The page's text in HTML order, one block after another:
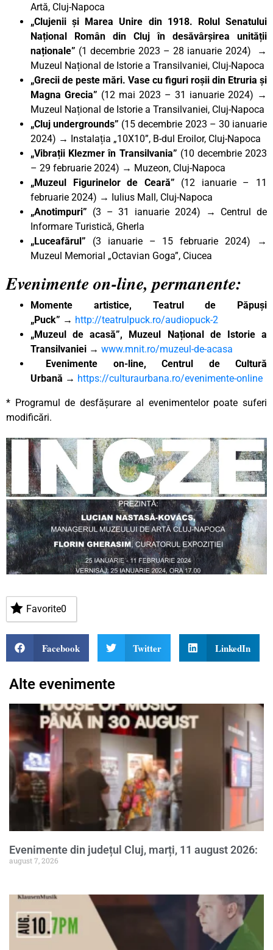
Artă, Cluj-Napoca
„Clujenii și Marea Unire din 1918. Rolul Senatului
Național Român din Cluj în desăvârșirea unității
naționale” (1 decembrie 2023 – 28 ianuarie 2024) →
Muzeul Național de Istorie a Transilvaniei, Cluj-Napoca
„Grecii de peste mări. Vase cu figuri roșii din Etruria și
Magna Grecia” (12 mai 2023 – 31 ianuarie 2024) →
Muzeul Național de Istorie a Transilvaniei, Cluj-Napoca
„Cluj undergrounds” (15 decembrie 2023 – 30 ianuarie
2024) → Instalația „10X10”, B-dul Eroilor, Cluj-Napoca
„Vibrații Klezmer în Transilvania” (10 decembrie 2023
– 29 februarie 2024) → Muzeon, Cluj-Napoca
„Muzeul Figurinelor de Ceară” (12 ianuarie – 11
februarie 2024) → Iulius Mall, Cluj-Napoca
„Anotimpuri” (3 – 31 ianuarie 2024) → Centrul de
Informare Turistică, Gherla
„Luceafărul” (3 ianuarie – 15 februarie 2024) →
Muzeul Memorial „Octavian Goga”, Ciucea
Evenimente on-line, permanente:
Momente artistice, Teatrul de Păpuși
„Puck” → http://teatrulpuck.ro/audiopuck-2
„Muzeul de acasă”, Muzeul Național de Istorie a
Transilvaniei → www.mnit.ro/muzeul-de-acasa
Evenimente on-line, Centrul de Cultură
Urbană → https://culturaurbana.ro/evenimente-online
* Programul de desfășurare al evenimentelor poate suferi
modificări.
Favorite0
Facebook Twitter LinkedIn
Alte evenimente
Evenimente din județul Cluj, marți, 11 august 2026:
august 7, 2026